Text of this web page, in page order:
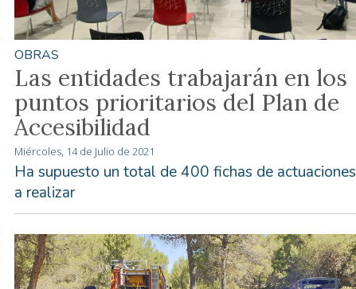
OBRAS
Las entidades trabajarán en los
puntos prioritarios del Plan de
Accesibilidad
Miércoles, 14 de Julio de 2021
Ha supuesto un total de 400 fichas de actuaciones
a realizar